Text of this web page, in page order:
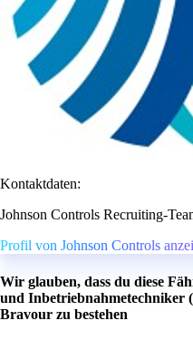
Kontaktdaten:
Johnson Controls Recruiting-
Profil von Johnson Controls
Wir glauben, dass du diese
und Inbetriebnahmetechniker
Bravour zu bestehen